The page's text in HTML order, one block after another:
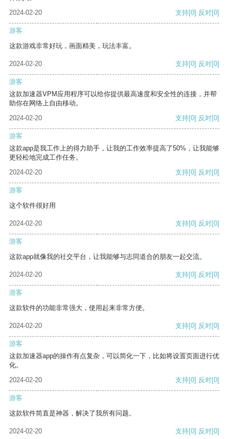
2024-02-20
支持[0] 反对[0]
游客
这款游戏非常好玩，画面精美，玩法丰富。
2024-02-20 支持[0] 反对[0]
游客
这款加速器VPM应用程序可以给你提供最高速度和安全性的连接，并帮
助你在网络上自由移动。
2024-02-20
支持[0] 反对[0]
游客
这款app是我工作上的得力助手，让我的工作效率提高了50%，让我能够
更轻松地完成工作任务。
2024-02-20
支持[0] 反对[0]
游客
这个软件很好用
2024-02-20 支持[0] 反对[0]
游客
这款app就像我的社交平台，让我能够与志同道合的朋友一起交流。
2024-02-20 支持[0] 反对[0]
游客
这款软件的功能非常强大，使用起来非常方便。
2024-02-20 支持[0] 反对[0]
游客
这款加速器app的操作有点复杂，可以简化一下，比如将设置页面进行优
化。
2024-02-20
支持[0] 反对[0]
游客
这款软件简直是神器，解决了我所有问题。
2024-02-20 支持[0] 反对[0]